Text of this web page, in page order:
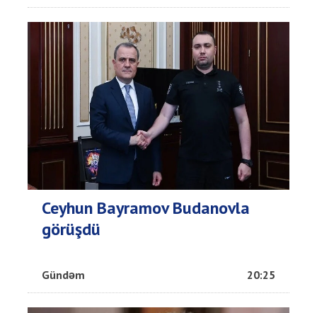
Ceyhun Bayramov Budanovla
görüşdü
Gündəm 20:25